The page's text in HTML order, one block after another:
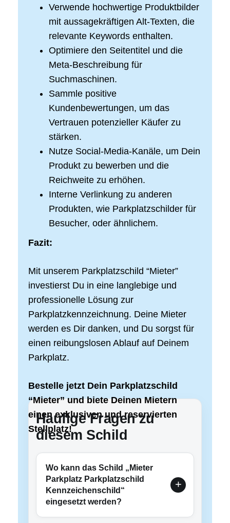
Verwende hochwertige Produktbilder
mit aussagekräftigen Alt-Texten, die
relevante Keywords enthalten.
Optimiere den Seitentitel und die
Meta-Beschreibung für
Suchmaschinen.
Sammle positive
Kundenbewertungen, um das
Vertrauen potenzieller Käufer zu
stärken.
Nutze Social-Media-Kanäle, um Dein
Produkt zu bewerben und die
Reichweite zu erhöhen.
Interne Verlinkung zu anderen
Produkten, wie Parkplatzschilder für
Besucher, oder ähnlichem.
Fazit:
Mit unserem Parkplatzschild “Mieter”
investierst Du in eine langlebige und
professionelle Lösung zur
Parkplatzkennzeichnung. Deine Mieter
werden es Dir danken, und Du sorgst für
einen reibungslosen Ablauf auf Deinem
Parkplatz.
Bestelle jetzt Dein Parkplatzschild
“Mieter” und biete Deinen Mietern
einen exklusiven und reservierten
Stellplatz!
Häufige Fragen zu
diesem Schild
Wo kann das Schild „Mieter
Parkplatz Parkplatzschild
Kennzeichenschild“
eingesetzt werden?